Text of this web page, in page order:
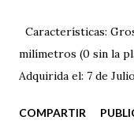
Características:
milímetros (0 sin la
Adquirida el: 7 de
COMPARTIR